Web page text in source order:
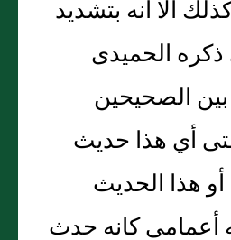
الا أنه بتشديد
ذكره الحميدى
الصحيحين
أي هذا حديث
هذا الحديث
أعمامى كانه حدث